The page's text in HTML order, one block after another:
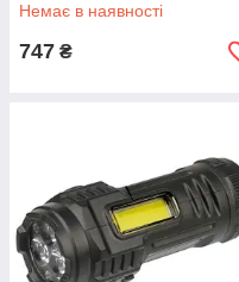
Немає в наявності
747 ₴